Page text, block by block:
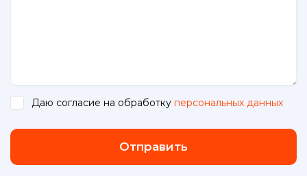
Даю согласие на обработку персональных данных
Отправить